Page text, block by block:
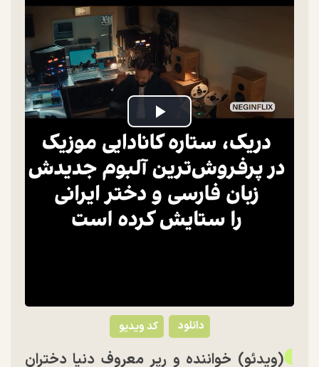
Play
Video
کد ویدیو دانلود
(ویدئو) خواننده و رپر معروف دنیا دختران